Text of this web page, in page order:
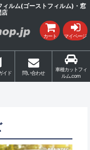
ルム(ゴーストフィルム)・窓
店
カート マイページ
イド 問い合わせ
車種カットフィ
ルム.com